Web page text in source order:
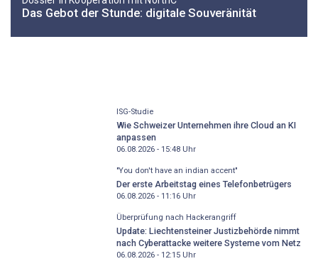
Das Gebot der Stunde: digitale Souveränität
ISG-Studie
Wie Schweizer Unternehmen ihre Cloud an KI
anpassen
06.08.2026 - 15:48Uhr
"You don't have an indian accent"
Der erste Arbeitstag eines Telefonbetrügers
06.08.2026 - 11:16Uhr
Überprüfung nach Hackerangriff
Update: Liechtensteiner Justizbehörde nimmt
nach Cyberattacke weitere Systeme vom Netz
06.08.2026 - 12:15Uhr